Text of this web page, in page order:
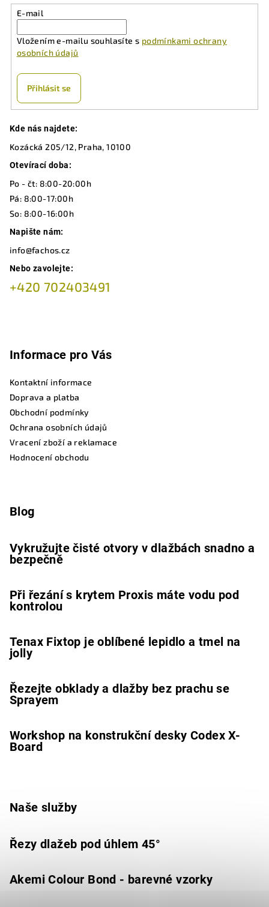
E-mail
Vložením e-mailu souhlasíte s podmínkami ochrany
osobních údajů
Přihlásit se
Kde nás najdete:
Kozácká 205/12, Praha, 10100
Otevírací doba:
Po - čt: 8:00-20:00h
Pá: 8:00-17:00h
So: 8:00-16:00h
Napište nám:
info@fachos.cz
Nebo zavolejte:
+420 702403491
Informace pro Vás
Kontaktní informace
Doprava a platba
Obchodní podmínky
Ochrana osobních údajů
Vracení zboží a reklamace
Hodnocení obchodu
Blog
Vykružujte čisté otvory v dlažbách snadno a
bezpečně
Při řezání s krytem Proxis máte vodu pod
kontrolou
Tenax Fixtop je oblíbené lepidlo a tmel na
jolly
Řezejte obklady a dlažby bez prachu se
Sprayem
Workshop na konstrukční desky Codex X-
Board
Naše služby
Řezy dlažeb pod úhlem 45°
Akemi Colour Bond - barevné vzorky